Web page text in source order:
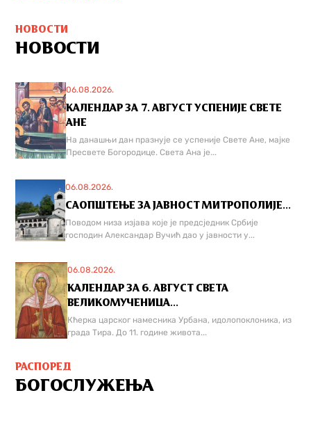
НОВОСТИ
НОВОСТИ
06.08.2026.
КАЛЕНДАР ЗА 7. АВГУСТ УСПЕНИЈЕ СВЕТЕ
АНЕ
На данашњи дан празнује се успеније Свете Ане, мајке
Пресвете Богородице. Света Ана је...
06.08.2026.
САОПШТЕЊЕ ЗА ЈАВНОСТ МИТРОПОЛИЈЕ...
Поводом низа изјава које је предсједник Србије
господин Александар Вучић дао у јавности у...
06.08.2026.
КАЛЕНДАР ЗА 6. АВГУСТ СВЕТА
ВЕЛИКОМУЧЕНИЦА...
Кћерка царског намесника Урбана, идолопоклоника, из
града Тира. До 11. године живота...
РАСПОРЕД
БОГОСЛУЖЕЊА